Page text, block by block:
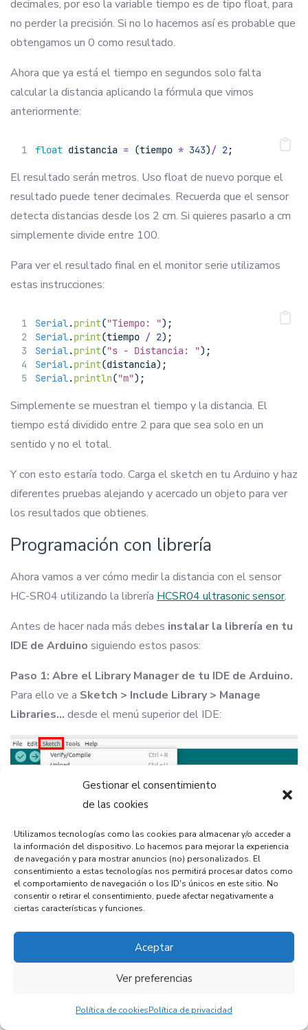
Gestionar el consentimiento
de las cookies
Utilizamos tecnologías como las cookies para almacenar y/o acceder a
la información del dispositivo. Lo hacemos para mejorar la experiencia
de navegación y para mostrar anuncios (no) personalizados. El
consentimiento a estas tecnologías nos permitirá procesar datos como
el comportamiento de navegación o los ID's únicos en este sitio. No
consentir o retirar el consentimiento, puede afectar negativamente a
ciertas características y funciones.
Aceptar
Ver preferencias
Política de cookiesPolítica de privacidad
decimales, por eso la variable tiempo es de tipo float, para
no perder la precisión. Si no lo hacemos así es probable que
obtengamos un 0 como resultado.
Ahora que ya está el tiempo en segundos solo falta
calcular la distancia aplicando la fórmula que vimos
anteriormente:
float distancia = (tiempo * 343) / 2;
El resultado serán metros. Uso float de nuevo porque el
resultado puede tener decimales. Recuerda que el sensor
detecta distancias desde los 2 cm. Si quieres pasarlo a cm
simplemente divide entre 100.
Para ver el resultado final en el monitor serie utilizamos
estas instrucciones:
Serial.print("Tiempo: ");
Serial.print(tiempo / 2);
Serial.print("s - Distancia: ");
Serial.print(distancia);
Serial.println("m");
Simplemente se muestran el tiempo y la distancia. El
tiempo está dividido entre 2 para que sea solo en un
sentido y no el total.
Y con esto estaría todo. Carga el sketch en tu Arduino y haz
diferentes pruebas alejando y acercado un objeto para ver
los resultados que obtienes.
Programación con librería
Ahora vamos a ver cómo medir la distancia con el sensor
HC-SR04 utilizando la librería HCSR04 ultrasonic sensor.
Antes de hacer nada más debes instalar la librería en tu
IDE de Arduino siguiendo estos pasos:
Paso 1: Abre el Library Manager de tu IDE de Arduino.
Para ello ve a Sketch > Include Library > Manage
Libraries… desde el menú superior del IDE:
Paso 2: Busca e instala la librería.EscribeHCSR04
en el buscador del Library Manager y
automáticamente aparecerá como primer resultado. Fíjate
que el autor sea gamegine: